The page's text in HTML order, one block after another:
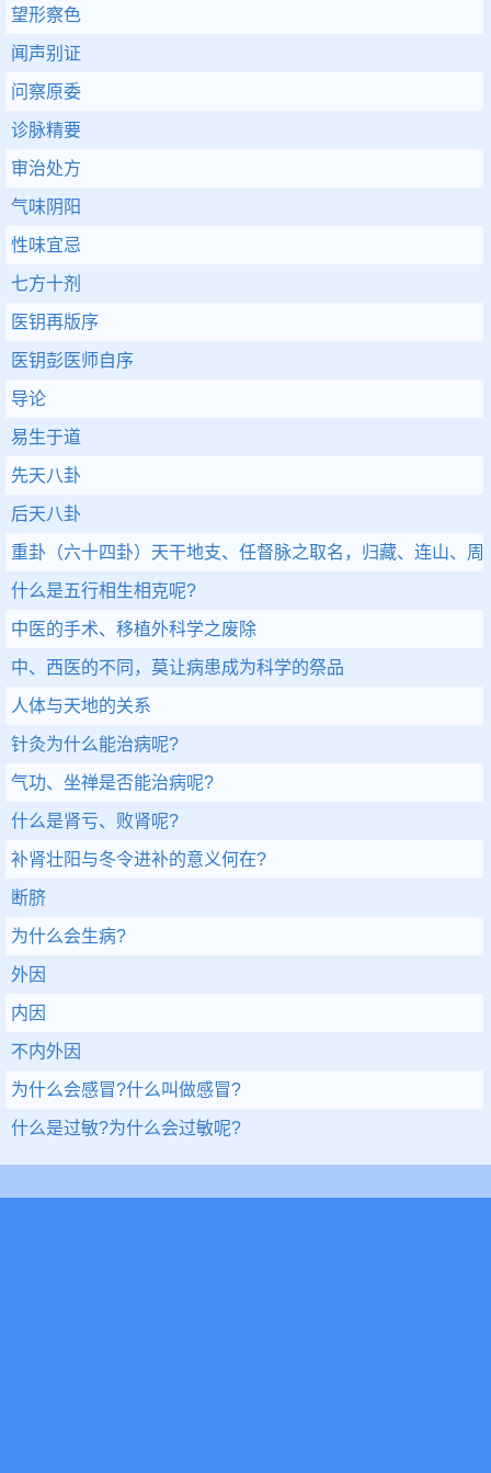
望形察色
闻声别证
问察原委
诊脉精要
审治处方
气味阴阳
性味宜忌
七方十剂
医钥再版序
医钥彭医师自序
导论
易生于道
先天八卦
后天八卦
重卦（六十四卦）天干地支、任督脉之取名，归藏、连山、周
什么是五行相生相克呢?
中医的手术、移植外科学之废除
中、西医的不同，莫让病患成为科学的祭品
人体与天地的关系
针灸为什么能治病呢?
气功、坐禅是否能治病呢?
什么是肾亏、败肾呢?
补肾壮阳与冬令进补的意义何在?
断脐
为什么会生病?
外因
内因
不内外因
为什么会感冒?什么叫做感冒?
什么是过敏?为什么会过敏呢?